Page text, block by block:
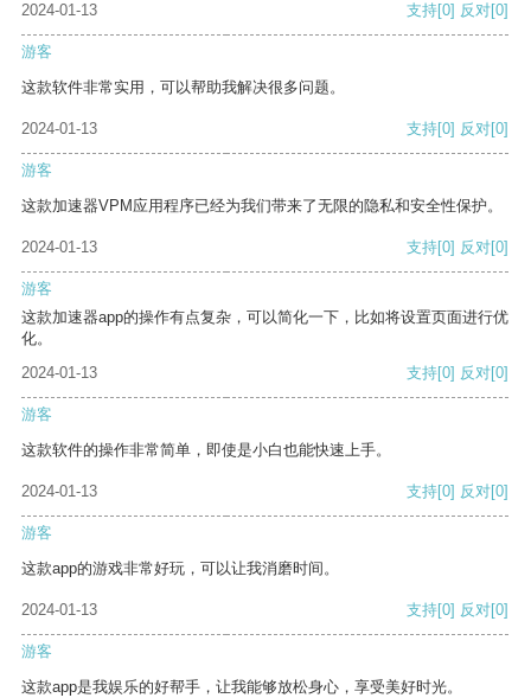
2024-01-13
支持[0] 反对[0]
游客
这款软件非常实用，可以帮助我解决很多问题。
2024-01-13 支持[0] 反对[0]
游客
这款加速器VPM应用程序已经为我们带来了无限的隐私和安全性保护。
2024-01-13 支持[0] 反对[0]
游客
这款加速器app的操作有点复杂，可以简化一下，比如将设置页面进行优
化。
2024-01-13
支持[0] 反对[0]
游客
这款软件的操作非常简单，即使是小白也能快速上手。
2024-01-13 支持[0] 反对[0]
游客
这款app的游戏非常好玩，可以让我消磨时间。
2024-01-13 支持[0] 反对[0]
游客
这款app是我娱乐的好帮手，让我能够放松身心，享受美好时光。